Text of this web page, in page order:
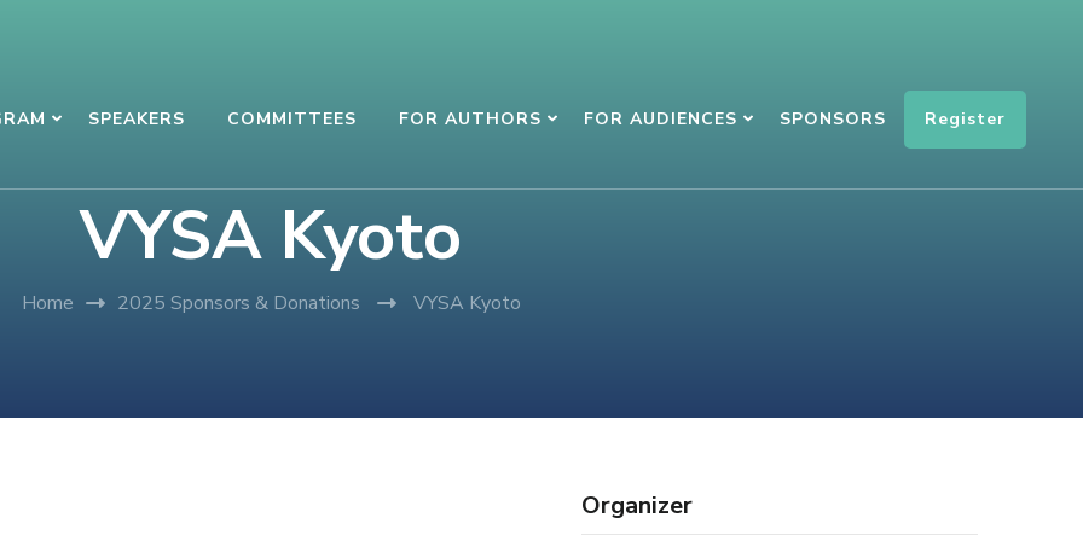
SPEAKERS COMMITTEES FOR AUTHORS FOR AUDIENCES SPONSORS Register
VYSA Kyoto
Home 2025 Sponsors & Donations VYSA Kyoto
Organizer